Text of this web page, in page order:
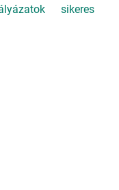
sikeres